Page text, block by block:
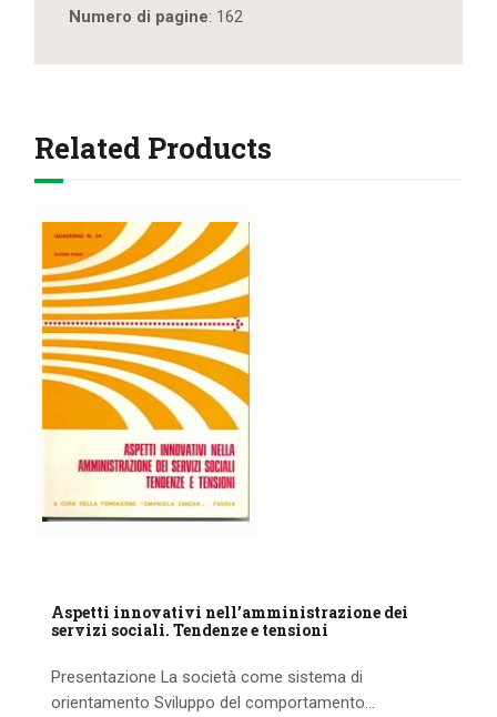
Numero di pagine: 162
Related Products
Aspetti innovativi nell’amministrazione dei
servizi sociali. Tendenze e tensioni
Presentazione La società come sistema di
orientamento Sviluppo del comportamento...